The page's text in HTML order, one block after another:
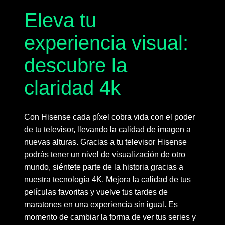
Eleva tu
experiencia visual:
descubre la
claridad 4k
Con Hisense cada píxel cobra vida con el poder
de tu televisor, llevando la calidad de imagen a
nuevas alturas. Gracias a tu televisor Hisense
podrás tener un nivel de visualización de otro
mundo, siéntete parte de la historia gracias a
nuestra tecnología 4K. Mejora la calidad de tus
películas favoritas y vuelve tus tardes de
maratones en una experiencia sin igual. Es
momento de cambiar la forma de ver tus series y